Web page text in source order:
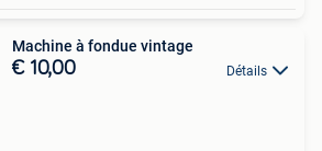
Machine à fondue vintage
€ 10,00 Détails